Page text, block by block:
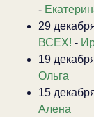
-
29
ВСЕХ! -
19
Ольга
15
Алена